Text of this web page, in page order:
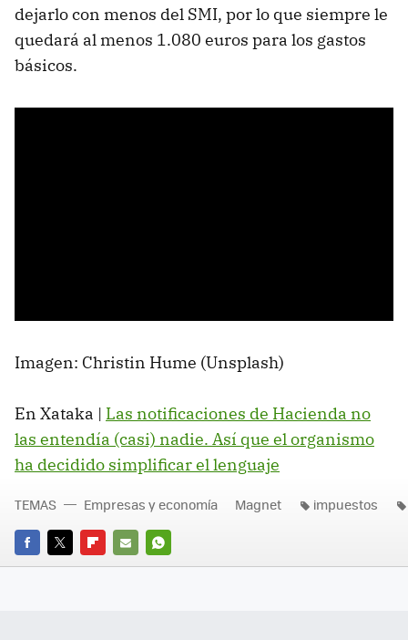
dejarlo con menos del SMI, por lo que siempre le
quedará al menos 1.080 euros para los gastos
básicos.
Imagen: Christin Hume (Unsplash)
En Xataka | Las notificaciones de Hacienda no
las entendía (casi) nadie. Así que el organismo
ha decidido simplificar el lenguaje
FACEBOOK
TWITTERFLIPBOARD
E-
WHATSAPP
TEMAS Empresas y economía Magnet impuestos